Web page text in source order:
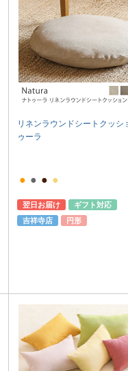
リネンラウンドシートクッシ
ゥーラ
● ● ● ●
翌日お届け
ギフト対応
吉祥寺店
円形